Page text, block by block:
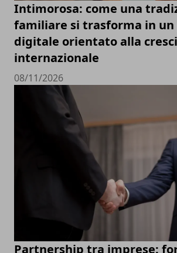
Intimorosa: come una
familiare si trasforma in
digitale orientato alla
internazionale
08/11/2026
Partnership tra imprese: